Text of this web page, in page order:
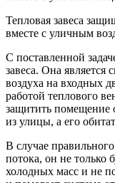
Тепловая завеса
вместе с уличным
С поставленной
завеса. Она является
воздуха на входных
работой теплового
защитить помещение
из улицы, а его
В случае
потока, он не только
холодных масс и не